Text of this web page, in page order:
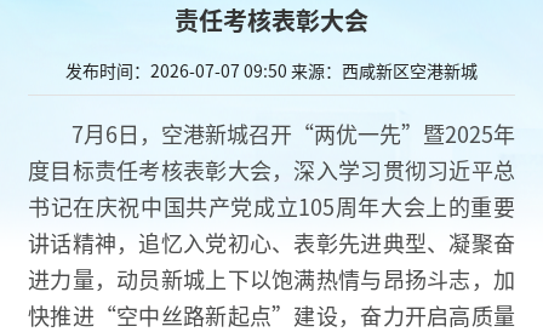
责任考核表彰大会
发布时间：2026-07-07 09:50 来源：西咸新区空港新城
7月6日，空港新城召开“两优一先”暨2025年
度目标责任考核表彰大会，深入学习贯彻习近平总
书记在庆祝中国共产党成立105周年大会上的重要
讲话精神，追忆入党初心、表彰先进典型、凝聚奋
进力量，动员新城上下以饱满热情与昂扬斗志，加
快推进“空中丝路新起点”建设，奋力开启高质量